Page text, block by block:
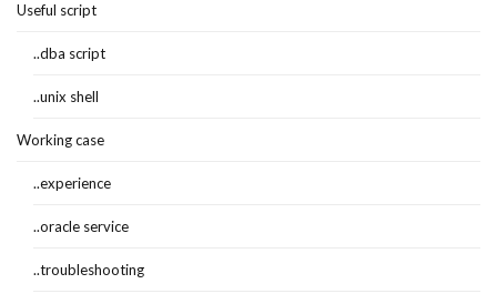
Useful script
..dba script
..unix shell
Working case
..experience
..oracle service
..troubleshooting